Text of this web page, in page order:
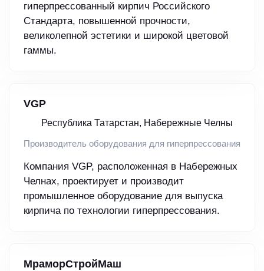
гиперпрессованный кирпич Российского
Стандарта, повышенной прочности,
великолепной эстетики и широкой цветовой
гаммы.
VGP
Республика Татарстан, Набережные Челны
Производитель оборудования для гиперпрессования
Компания VGP, расположенная в Набережных
Челнах, проектирует и производит
промышленное оборудование для выпуска
кирпича по технологии гиперпрессования.
МраморСтройМаш